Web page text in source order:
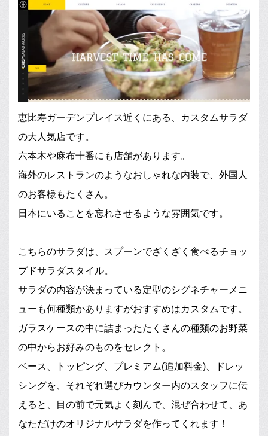
恵比寿ガーデンプレイス近くにある、カスタムサラダ
の大人気店です。
六本木や麻布十番にも店舗があります。
海外のレストランのようなおしゃれな内装で、外国人
のお客様もたくさん。
日本にいることを忘れさせるような雰囲気です。
こちらのサラダは、スプーンでざくざく食べるチョッ
プドサラダスタイル。
サラダの内容が決まっている定型のシグネチャーメニ
ューも何種類かありますがおすすめはカスタムです。
ガラスケースの中に詰まったたくさんの種類のお野菜
の中からお好みのものをセレクト。
ベース、トッピング、プレミアム(追加料金)、ドレッ
シングを、それぞれ選びカウンター内のスタッフに伝
えると、目の前で元気よく刻んで、混ぜ合わせて、あ
なただけのオリジナルサラダを作ってくれます！